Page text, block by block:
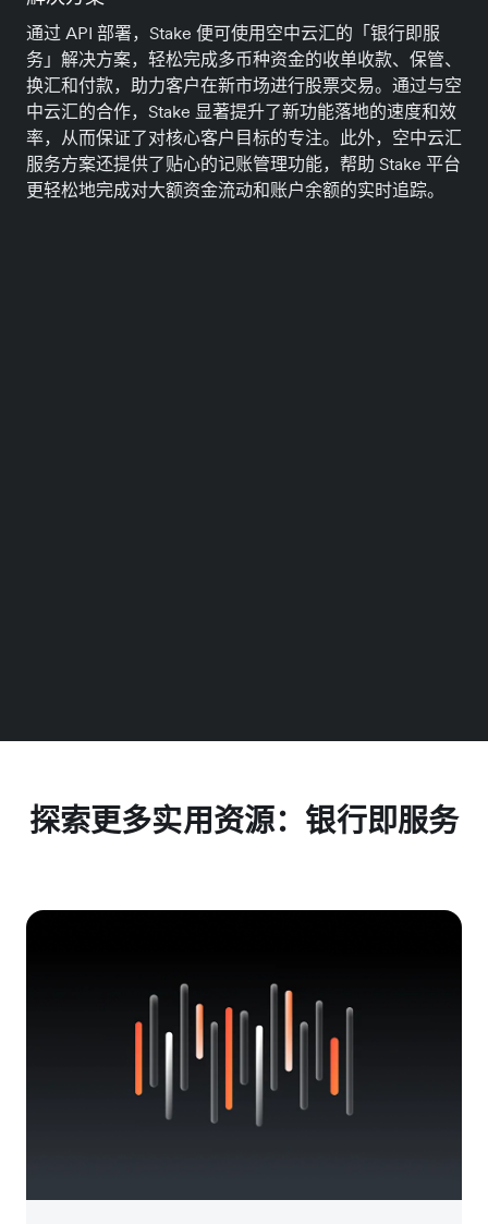
通过 API 部署，Stake 便可使用空中云汇的「银行即服
务」解决方案，轻松完成多币种资金的收单收款、保管、
换汇和付款，助力客户在新市场进行股票交易。通过与空
中云汇的合作，Stake 显著提升了新功能落地的速度和效
率，从而保证了对核心客户目标的专注。此外，空中云汇
服务方案还提供了贴心的记账管理功能，帮助 Stake 平台
更轻松地完成对大额资金流动和账户余额的实时追踪。
探索更多实用资源：银行即服务